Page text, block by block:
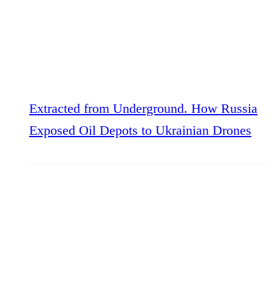
Extracted from Underground. How Russia
Exposed Oil Depots to Ukrainian Drones